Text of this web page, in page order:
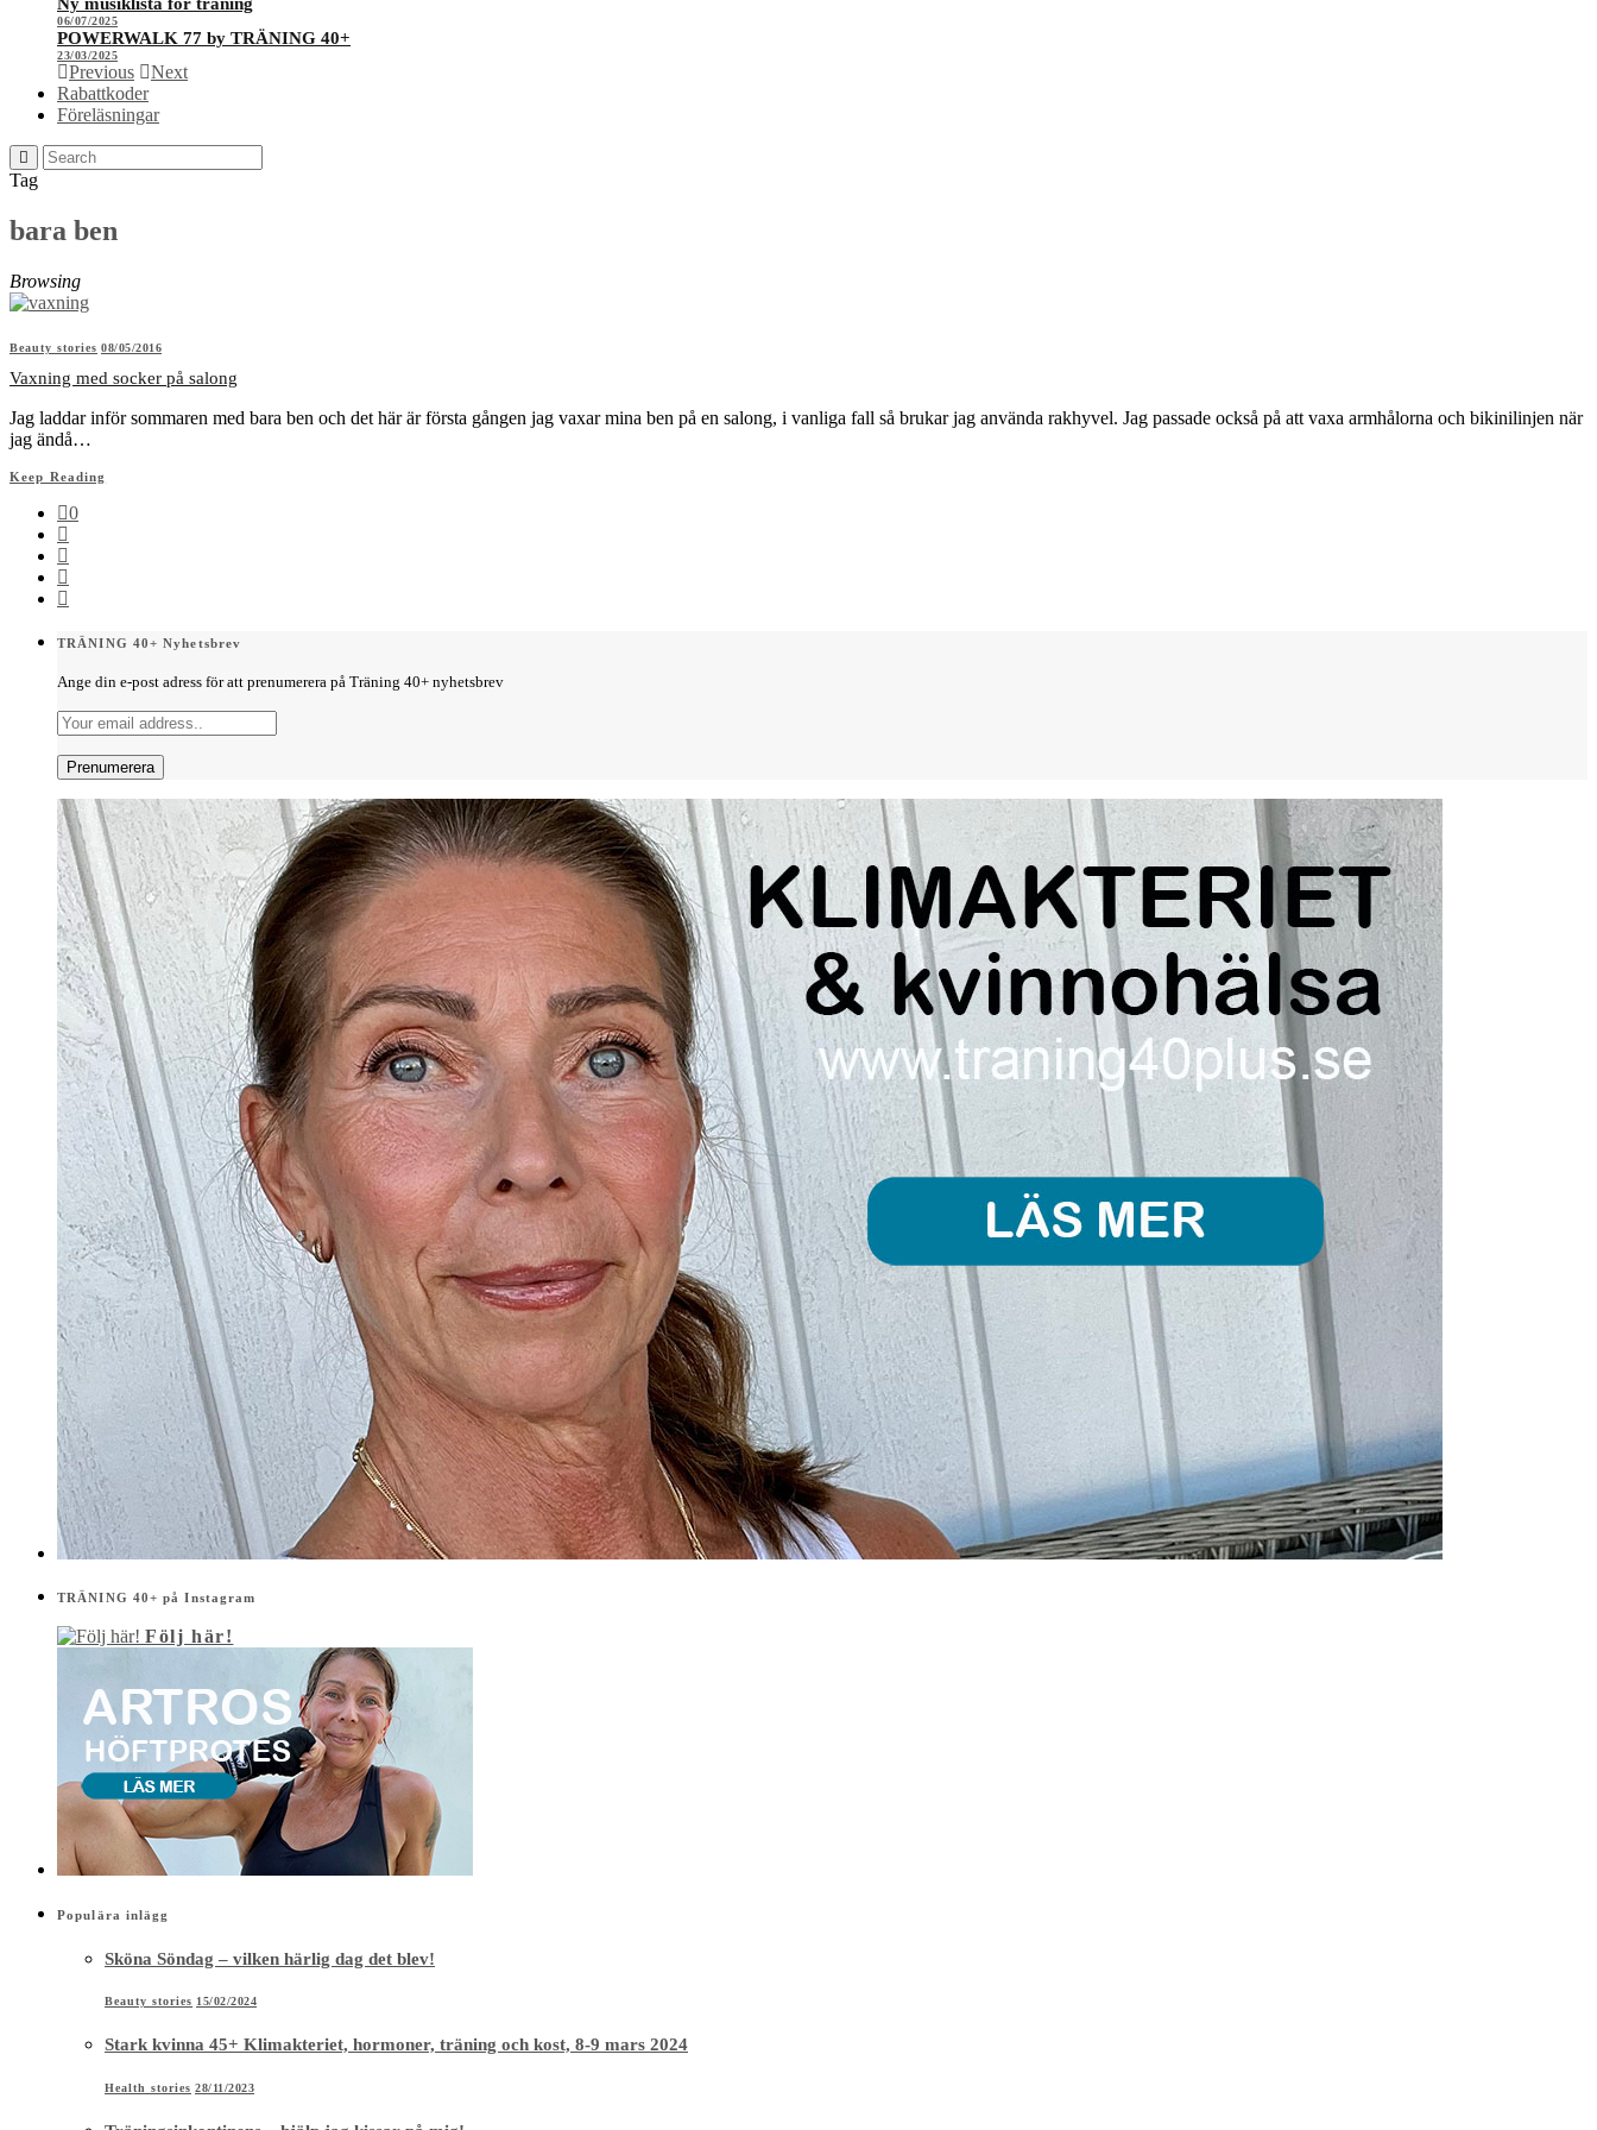
06/07/2025
POWERWALK 77 by TRÄNING 40+
23/03/2025
Previous
Next
Rabattkoder
Föreläsningar
Tag
bara ben
Browsing
Beauty stories 08/05/2016
Vaxning med socker på salong
Jag laddar inför sommaren med bara ben och det här är första gången jag vaxar mina ben på en salong, i vanliga fall så brukar jag använda rakhyvel. Jag passade också på att vaxa armhålorna och bikinilinjen när
jag ändå…
Keep Reading
0
TRÄNING 40+ Nyhetsbrev
Ange din e-post adress för att prenumerera på Träning 40+ nyhetsbrev
TRÄNING 40+ på Instagram
Följ här!
Populära inlägg
Sköna Söndag – vilken härlig dag det blev!
Beauty stories 15/02/2024
Stark kvinna 45+ Klimakteriet, hormoner, träning och kost, 8-9 mars 2024
Health stories 28/11/2023